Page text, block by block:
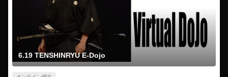
6.19 TENSHINRYU E-Dojo